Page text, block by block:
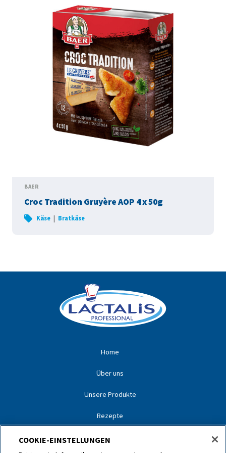
BAER
Croc Tradition Gruyère AOP 4 x 50g
Käse | Bratkäse
Home
Über uns
Unsere Produkte
Rezepte
Unsere Partner
COOKIE-EINSTELLUNGEN